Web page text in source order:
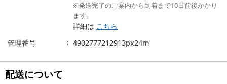
※発送完了のご案内から到着まで10日前後かかり
ます。
詳細は こちら
管理番号
4902777212913px24m
配送について